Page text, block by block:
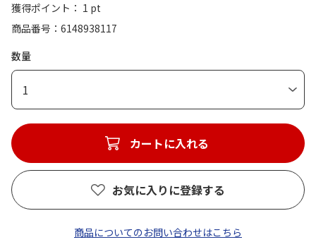
獲得ポイント： 1 pt
商品番号
6148938117
数量
1
カートに入れる
お気に入りに登録する
商品についてのお問い合わせはこちら